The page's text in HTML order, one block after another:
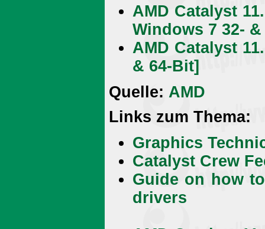
AMD Catalyst
Windows 7 32-
AMD Catalyst
& 64-Bit]
Quelle: AMD
Links zum Thema:
Graphics
Catalyst Crew
Guide on how
drivers